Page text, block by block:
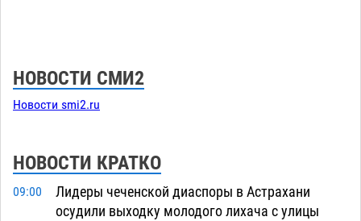
НОВОСТИ СМИ2
Новости smi2.ru
НОВОСТИ КРАТКО
09:00
Лидеры чеченской диаспоры в Астрахани
осудили выходку молодого лихача с улицы